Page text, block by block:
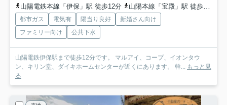
山陽電鉄本線「伊保」駅 徒歩12分
山陽本線「宝殿」駅 徒歩41分
都市ガス 電気有 陽当り良好
新婚さん向け
ファミリー向け
公共下水
山陽電鉄伊保駅まで徒歩12分です。 マルアイ、コープ、イオンタウ
ン、キリン堂、ダイキホームセンターが近くにあります。 幹... もっと見
る